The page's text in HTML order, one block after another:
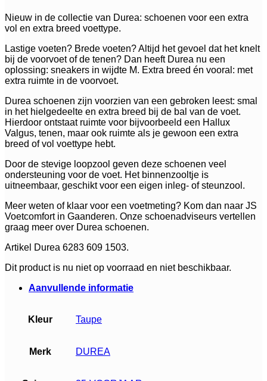
Nieuw in de collectie van Durea: schoenen voor een extra
vol en extra breed voettype.
Lastige voeten? Brede voeten? Altijd het gevoel dat het knelt
bij de voorvoet of de tenen? Dan heeft Durea nu een
oplossing: sneakers in wijdte M. Extra breed én vooral: met
extra ruimte in de voorvoet.
Durea schoenen zijn voorzien van een gebroken leest: smal
in het hielgedeelte en extra breed bij de bal van de voet.
Hierdoor ontstaat ruimte voor bijvoorbeeld een Hallux
Valgus, tenen, maar ook ruimte als je gewoon een extra
breed of vol voettype hebt.
Door de stevige loopzool geven deze schoenen veel
ondersteuning voor de voet. Het binnenzooltje is
uitneembaar, geschikt voor een eigen inleg- of steunzool.
Meer weten of klaar voor een voetmeting? Kom dan naar JS
Voetcomfort in Gaanderen. Onze schoenadviseurs vertellen
graag meer over Durea schoenen.
Artikel Durea 6283 609 1503.
Dit product is nu niet op voorraad en niet beschikbaar.
Aanvullende informatie
Kleur Taupe
Merk DUREA